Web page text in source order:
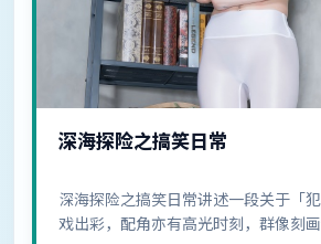
深海探险之搞笑日常
深海探险之搞笑日常讲述一段关于「
戏出彩，配角亦有高光时刻，群像刻